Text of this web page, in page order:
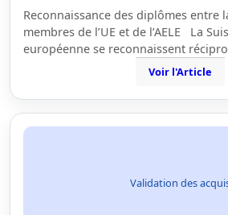
Reconnaissance des diplômes entre
membres de l’UE et de l’AELE La
européenne se reconnaissent
Voir l'Article
Validation des